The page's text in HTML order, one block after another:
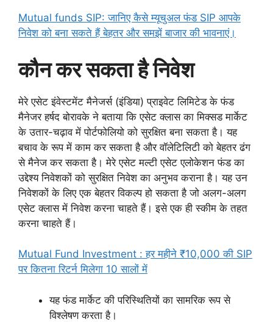
Mutual funds SIP: जानिए कैसे म्यूचुअल फंड SIP आपके
निवेश को बना सकते हैं बेहतर और समझें बाजार की भावनाएं।
कौन कर सकता है निवेश
मेरे एसेट इंवेस्टमेंट मैनेजर्स (इंडिया) प्राइवेट लिमिटेड के फंड
मैनेजर हर्षद बोरावके ने बताया कि एसेट क्लास का मिक्सड मार्केट
के उतार-चढ़ाव में पोर्टफोलियो को सुरक्षित बना सकता है। यह
बचाव के रूप में काम कर सकता है और वॉलेटिलिटी को बेहतर ढंग
से मैनेज कर सकता है। मेरे एसेट मल्टी एसेट एलोकेशन फंड का
उद्देश्य निवेशकों को सुरक्षित निवेश का अनुभव कराना है। यह उन
निवेशकों के लिए एक बेहतर विकल्प हो सकता है जो अलग-अलग
एसेट क्लास में निवेश करना चाहते हैं। इसे एक ही स्कीम के तहत
करना चाहते हैं।
Mutual Fund Investment : हर महीने ₹10,000 की SIP
पर कितना रिटर्न मिलेगा 10 सालों में
यह फंड मार्केट की परिस्थितियों का सामरिक रूप से
विश्लेषण करता है।